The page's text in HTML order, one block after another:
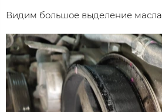
Видим большое выделение масла